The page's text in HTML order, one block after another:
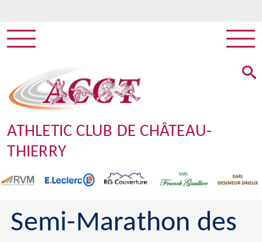
ATHLETIC CLUB DE CHÂTEAU-
THIERRY
Semi-Marathon des